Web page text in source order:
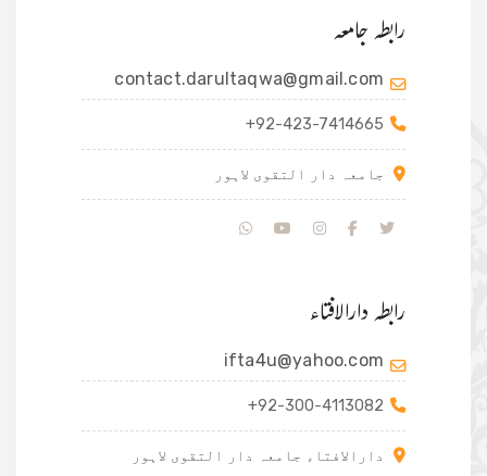
رابطہ جامعہ
contact.darultaqwa@gmail.com
+92-423-7414665
جامعہ دار التقوی لاہور
رابطہ دارالافتاء
ifta4u@yahoo.com
+92-300-4113082
دارالافتاء جامعہ دار التقوی لاہور